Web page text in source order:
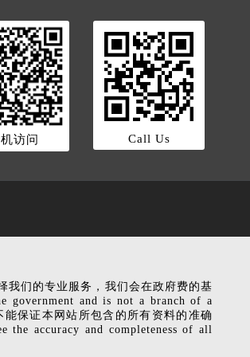
访问 Call Us
我们的专业服务，我们会在政府费的基
government and is not a branch of a
保证本网站所包含的所有资料的准确
accuracy and completeness of all